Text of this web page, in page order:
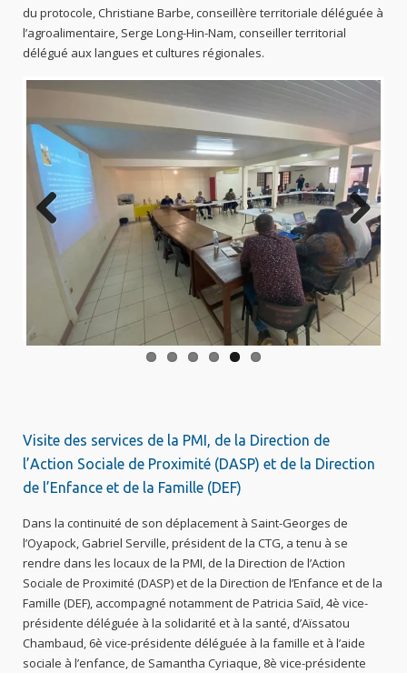
du protocole, Christiane Barbe, conseillère territoriale déléguée à
l’agroalimentaire, Serge Long-Hin-Nam, conseiller territorial
délégué aux langues et cultures régionales.
Previo
Next
Visite des services de la PMI, de la Direction de
l’Action Sociale de Proximité (DASP) et de la Direction
de l’Enfance et de la Famille (DEF)
Dans la continuité de son déplacement à Saint-Georges de
l’Oyapock, Gabriel Serville, président de la CTG, a tenu à se
rendre dans les locaux de la PMI, de la Direction de l’Action
Sociale de Proximité (DASP) et de la Direction de l’Enfance et de la
Famille (DEF), accompagné notamment de Patricia Saïd, 4è vice-
présidente déléguée à la solidarité et à la santé, d’Aïssatou
Chambaud, 6è vice-présidente déléguée à la famille et à l’aide
sociale à l’enfance, de Samantha Cyriaque, 8è vice-présidente